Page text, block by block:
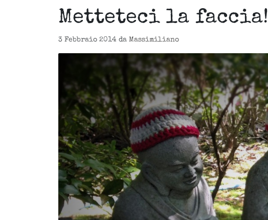
Metteteci la faccia!
3 Febbraio 2014 da Massimiliano